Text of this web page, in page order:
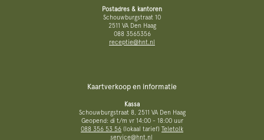
Postadres & kantoren
Schouwburgstraat 10
2511 VA Den Haag
088 3565356
receptie@hnt.nl
Kaartverkoop en informatie
Kassa
Schouwburgstraat 8, 2511 VA Den Haag
Geopend: di t/m vr 14:00 - 18:00 uur
088 356 53 56 (lokaal tarief) Teletolk
service@hnt.nl